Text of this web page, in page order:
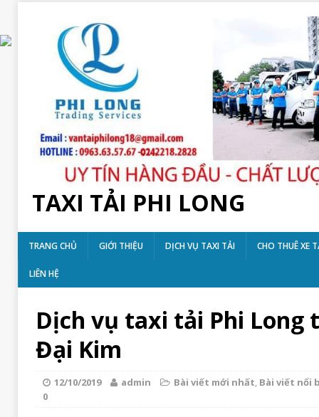
TAXI TẢI PHI LONG
TRANG CHỦ GIỚI THIỆU DỊCH VỤ TAXI TẢI CHO THUÊ XE
LIÊN HỆ
Dịch vụ taxi tải Phi Long
Đại Kim
12/10/2019 admin Bài viết mới nhất, Bài viết nổi
0